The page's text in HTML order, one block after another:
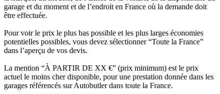
garage et du moment et de l’endroit en France où la demande doit
être effectuée.
Pour voir le prix le plus bas possible et les plus larges économies
potentielles possibles, vous devez sélectionner “Toute la France”
dans l’aperçu de vos devis.
La mention “À PARTIR DE XX €” (prix minimum) est le prix
actuel le moins cher disponible, pour une prestation donnée dans les
garages référencés sur Autobutler dans toute la France.